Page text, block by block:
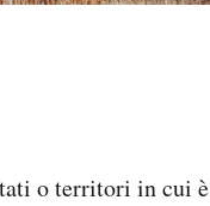
o territori in cui è